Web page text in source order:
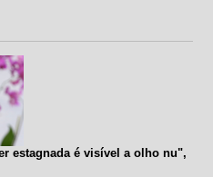
estagnada é visível a olho nu",